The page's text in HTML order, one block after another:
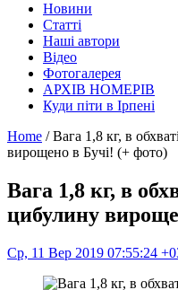
Новини
Статті
Наші автори
Відео
Фотогалерея
АРХІВ НОМЕРІВ
Куди піти в Ірпені
Home / Вага 1,8 кг, в
вирощено в Бучі! (+ фото)
Вага 1,8 кг, в
цибулину
Ср, 11 Вер 2019 07:55:24